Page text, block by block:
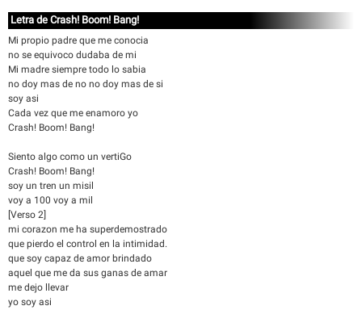
Letra de Crash! Boom! Bang!
Mi propio padre que me conocia
no se equivoco dudaba de mi
Mi madre siempre todo lo sabia
no doy mas de no no doy mas de si
soy asi
Cada vez que me enamoro yo
Crash! Boom! Bang!
Siento algo como un vertiGo
Crash! Boom! Bang!
soy un tren un misil
voy a 100 voy a mil
[Verso 2]
mi corazon me ha superdemostrado
que pierdo el control en la intimidad.
que soy capaz de amor brindado
aquel que me da sus ganas de amar
me dejo llevar
yo soy asi